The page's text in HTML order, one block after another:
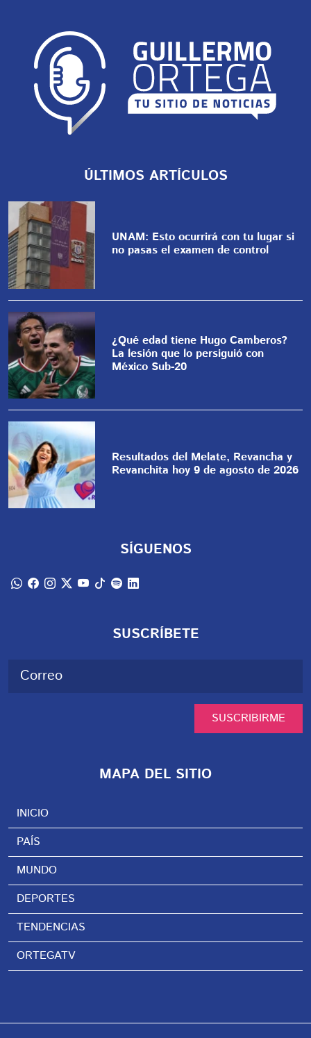
ÚLTIMOS ARTÍCULOS
UNAM: Esto ocurrirá con tu lugar si
no pasas el examen de control
¿Qué edad tiene Hugo Camberos?
La lesión que lo persiguió con
México Sub-20
Resultados del Melate, Revancha y
Revanchita hoy 9 de agosto de 2026
SÍGUENOS
SUSCRÍBETE
SUSCRIBIRME
MAPA DEL SITIO
INICIO
PAÍS
MUNDO
DEPORTES
TENDENCIAS
ORTEGATV